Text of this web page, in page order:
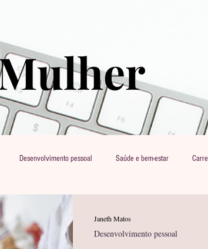
Desenvolvimento pessoal Saúde e bem-estar
Desenvolvimento pessoal
Janeth Matos